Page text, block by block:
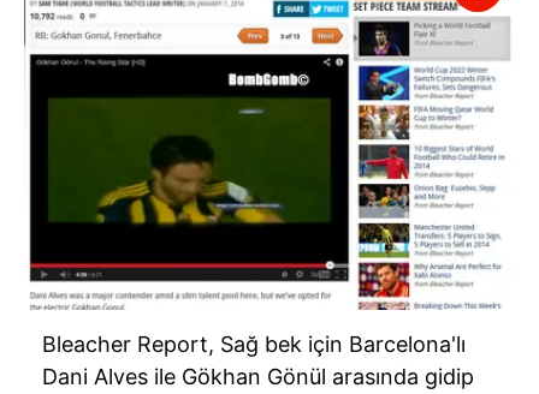
Bleacher Report, Sağ bek için Barcelona'lı
Dani Alves ile Gökhan Gönül arasında gidip